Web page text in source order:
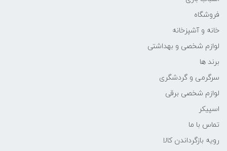
فروشگاه
خانه و آشپزخانه
لوازم شخصی و بهداشتی
برند ها
سرگرمی و گردشگری
لوازم شخصی برقی
اسپیکر
تماس با ما
رویه بازگرداندن کالا